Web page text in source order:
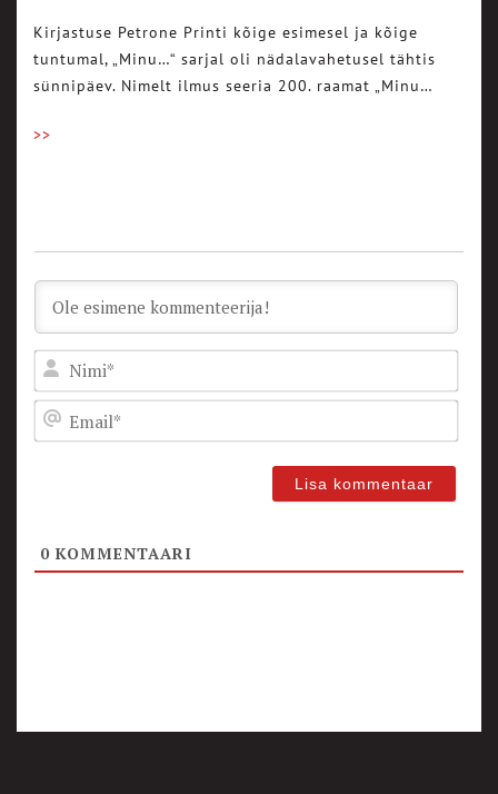
Kirjastuse Petrone Printi kõige esimesel ja kõige
tuntumal, „Minu…“ sarjal oli nädalavahetusel tähtis
sünnipäev. Nimelt ilmus seeria 200. raamat „Minu…
>>
0 KOMMENTAARI